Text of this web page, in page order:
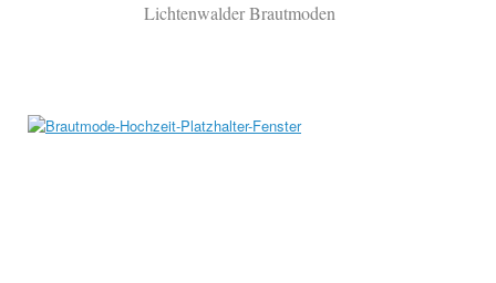
Lichtenwalder Brautmoden